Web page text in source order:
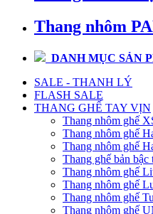
Thang nhôm
DANH MỤC SẢN
SALE - THANH LÝ
FLASH SALE
THANG GHẾ TAY VỊN
Thang nhôm ghế
Thang nhôm ghế
Thang nhôm ghế
Thang ghế bản bậc
Thang nhôm ghế
Thang nhôm ghế
Thang nhôm ghế
Thang nhôm ghế